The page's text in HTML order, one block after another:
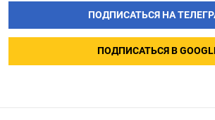
ПОДПИСАТЬСЯ НА
ПОДПИСАТЬСЯ В